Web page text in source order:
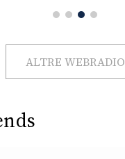
ALTRE WEBRADIO